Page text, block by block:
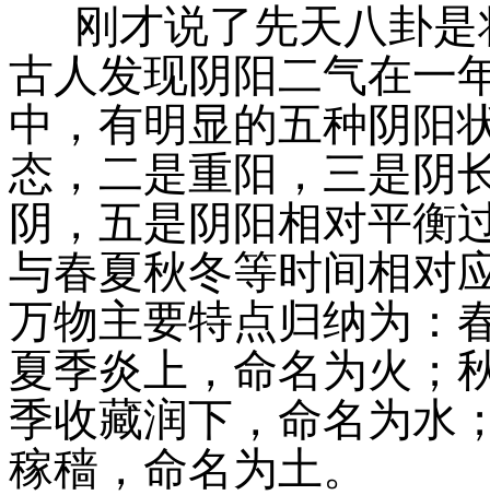
刚才说了先天八卦
古人发现阴阳二气在一
中，有明显的五种阴阳
态，二是重阳，三是阴
阴，五是阴阳相对平衡
与春夏秋冬等时间相对
万物主要特点归纳为：
夏季炎上，命名为火；
季收藏润下，命名为水
稼穑，命名为土。